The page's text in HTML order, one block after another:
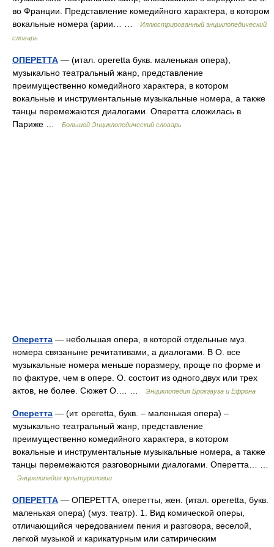
во Франции. Представление комедийного характера, в котором
вокальные номера (арии… …
Иллюстрированный энциклопедический
словарь
ОПЕРЕТТА — (итал. operetta букв. маленькая опера),
музыкально театральный жанр, представление
преимущественно комедийного характера, в котором
вокальные и инструментальные музыкальные номера, а также
танцы перемежаются диалогами. Оперетта сложилась в
Париже …
Большой Энциклопедический словарь
Оперетта — небольшая опера, в которой отдельные муз.
номера связаныне речитативами, а диалогами. В О. все
музыкальные номера меньше поразмеру, проще по форме и
по фактуре, чем в опере. О. состоит из одного,двух или трех
актов, не более. Сюжет О.… …
Энциклопедия Брокгауза и Ефрона
Оперетта — (ит. operetta, букв. – маленькая опера) –
музыкально театральный жанр, представление
преимущественно комедийного характера, в котором
вокальные и инструментальные музыкальные номера, а также
танцы перемежаются разговорными диалогами. Оперетта… …
Энциклопедия культурологии
ОПЕРЕТТА — ОПЕРЕТТА, оперетты, жен. (итал. operetta, букв.
маленькая опера) (муз. театр). 1. Вид комической оперы,
отличающийся чередованием пения и разговора, веселой,
легкой музыкой и карикатурным или сатирическим